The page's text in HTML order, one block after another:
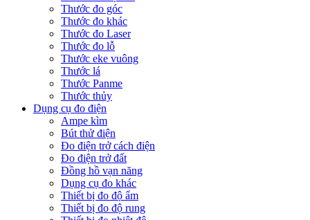
Thước đo góc
Thước đo khác
Thước đo Laser
Thước đo lỗ
Thước eke vuông
Thước lá
Thước Panme
Thước thủy
Dụng cụ đo điện
Ampe kìm
Bút thử điện
Đo điện trở cách điện
Đo điện trở đất
Đồng hồ vạn năng
Dụng cụ đo khác
Thiết bị đo độ ẩm
Thiết bị đo độ rung